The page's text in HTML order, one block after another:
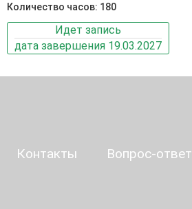
Количество часов: 180
Идет запись
дата завершения 19.03.2027
Контакты Вопрос-ответ